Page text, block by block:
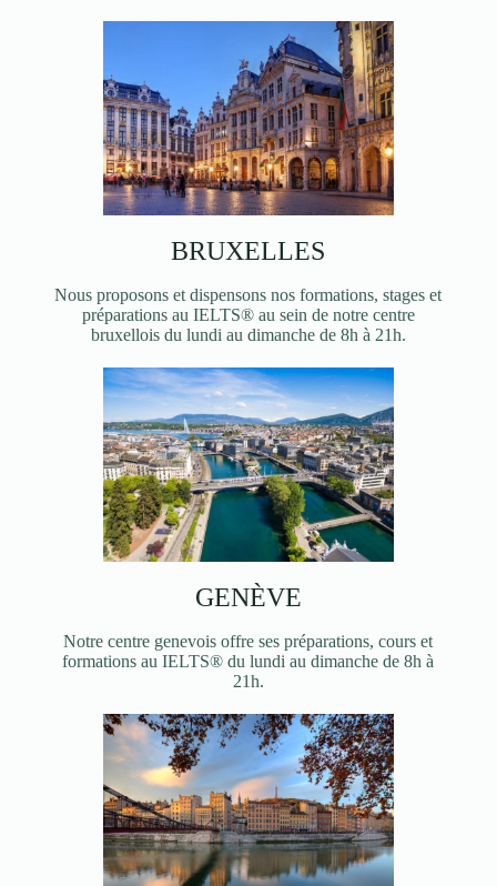
BRUXELLES
Nous proposons et dispensons nos formations, stages et
préparations au IELTS® au sein de notre centre
bruxellois du lundi au dimanche de 8h à 21h.
GENÈVE
Notre centre genevois offre ses préparations, cours et
formations au IELTS® du lundi au dimanche de 8h à
21h.